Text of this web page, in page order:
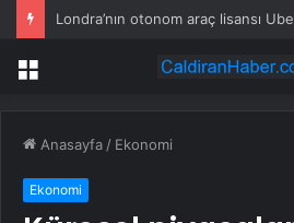
Londra’nın otonom araç lisansı
Menü
Anasayfa / Ekonomi
Ekonomi